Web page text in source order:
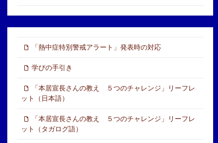
「熱中症特別警戒アラート」発表時の対応
学びの手引き
「本居宣長さんの教え ５つのチャレンジ」リーフレ
ット（日本語）
「本居宣長さんの教え ５つのチャレンジ」リーフレ
ット（タガログ語）